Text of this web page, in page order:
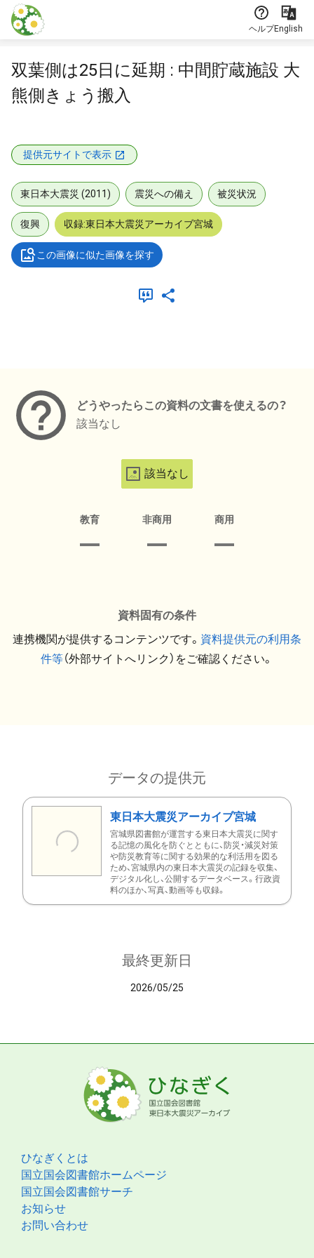
本文に飛ぶ
ヘルプEnglish
双葉側は25日に延期 : 中間貯蔵施設 大
熊側きょう搬入
提供元サイトで表示
東日本大震災 (2011) 震災への備え 被災状況
復興 収録:東日本大震災アーカイブ宮城
この画像に似た画像を探す
どうやったらこの資料の文書を使えるの？
該当なし
該当なし
教育 非商用 商用
資料固有の条件
連携機関が提供するコンテンツです。 資料提供元の利用条
件等（外部サイトへリンク）をご確認ください。
データの提供元
東日本大震災アーカイブ宮城
宮城県図書館が運営する東日本大震災に関す
る記憶の風化を防ぐとともに、防災・減災対策
や防災教育等に関する効果的な利活用を図る
ため、宮城県内の東日本大震災の記録を収集、
デジタル化し、公開するデータベース。行政資
料のほか、写真、動画等も収録。
最終更新日
2026/05/25
ひなぎくとは
国立国会図書館ホームページ
国立国会図書館サーチ
お知らせ
お問い合わせ